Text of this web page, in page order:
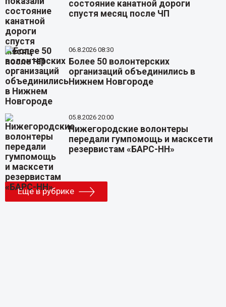
состояние канатной дороги
спустя месяц после ЧП
06.8.2026 08:30
Более 50 волонтерских
организаций объединились в
Нижнем Новгороде
05.8.2026 20:00
Нижегородские волонтеры
передали гумпомощь и масксети
резервистам «БАРС-НН»
Еще в рубрике